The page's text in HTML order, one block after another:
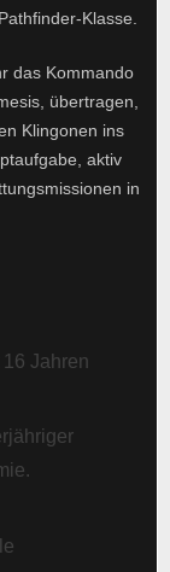
Klasse.
das Kommando
übertragen,
Klingonen ins
aktiv
in
Jahren